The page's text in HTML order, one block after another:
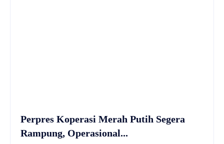
Perpres Koperasi Merah Putih Segera
Rampung, Operasional...